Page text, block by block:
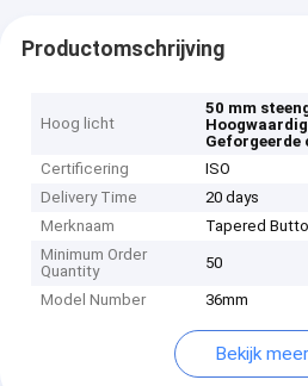
Productomschrijving
Hoog licht
50 mm
Geforgeerde
Certificering
ISO
Delivery Time
20 days
Merknaam
Tapered
Minimum Order
Quantity
50
Model Number 36mm
Bekijk meer